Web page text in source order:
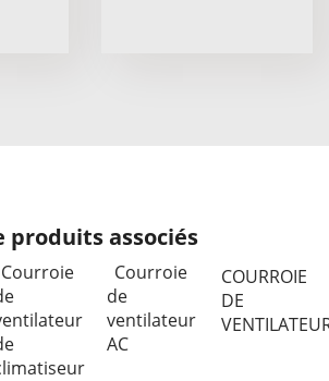
produits associés
Courroie
Courroie
de
ventilateur
AC
COURROIE
DE